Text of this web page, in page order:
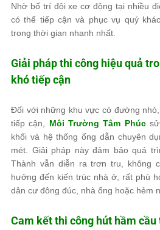
Nhờ bố trí đội xe cơ động tại nhiều
có thể tiếp cận và phục vụ quý
trong thời gian nhanh nhất.
Giải pháp thi công hiệu quả
khó tiếp cận
Đối với những khu vực có đường
tiếp cận, Môi Trường Tâm Phúcsử
khối và hệ thống ống dẫn chuyên
mét. Giải pháp này đảm bảo quá
Thành vẫn diễn ra trơn tru, không
hưởng đến kiến trúc nhà ở, rất phù
dân cư đông đúc, nhà ống hoặc hẻm
Cam kết thi công hút hầm